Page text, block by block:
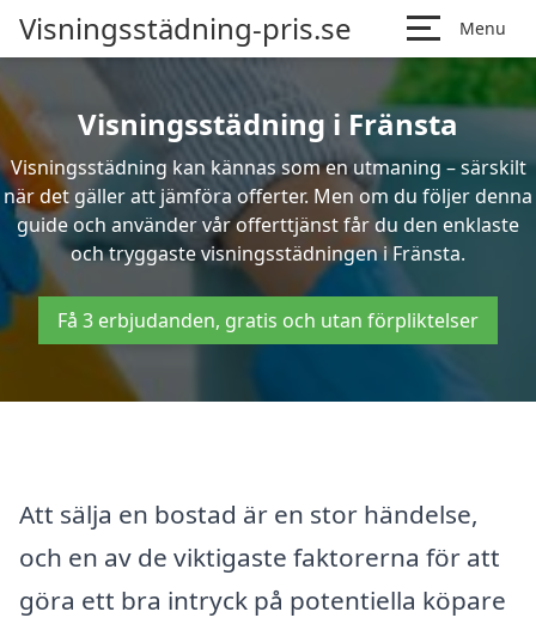
Visningsstädning-pris.se Menu
Visningsstädning i Fränsta
Visningsstädning kan kännas som en utmaning – särskilt
när det gäller att jämföra offerter. Men om du följer denna
guide och använder vår offerttjänst får du den enklaste
och tryggaste visningsstädningen i Fränsta.
Få 3 erbjudanden, gratis och utan förpliktelser
Att sälja en bostad är en stor händelse,
och en av de viktigaste faktorerna för att
göra ett bra intryck på potentiella köpare